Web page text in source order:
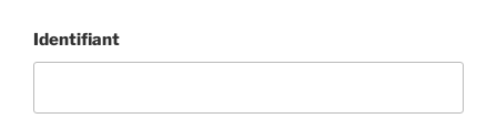
Identifiant